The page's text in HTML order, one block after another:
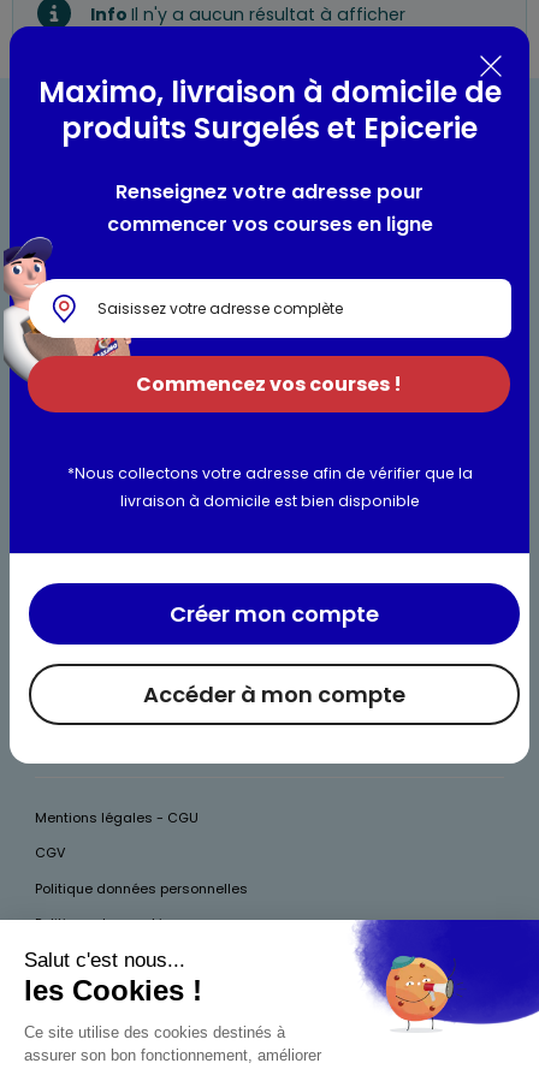
InfoIl n'y a aucun résultat à afficher
Bienvenue chez Maximo
Nos engagements
Maximo et vous
Maxicado
Nos catalogues en ligne
Nous rejoindre
Nous contacter
Nos recettes
Foire aux questions
Rappel produit
Mentions légales - CGU
CGV
Politique données personnelles
Politique des cookies
Accessibilité
Pour votre santé, mangez au moins cinq fruits et légumes par jour, plus
d’infos surwww.mangerbouger.fr
Maximo, livraison à domicile de
produits Surgelés et Epicerie
Renseignez votre adresse pour
commencer vos courses en ligne
Commencez vos courses !
*Nous collectons votre adresse afin de vérifier que la
livraison à domicile est bien disponible
Accéder à mon compte
Créer mon compte